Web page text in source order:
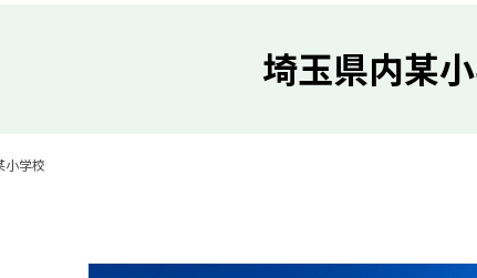
埼玉県内某
小学校